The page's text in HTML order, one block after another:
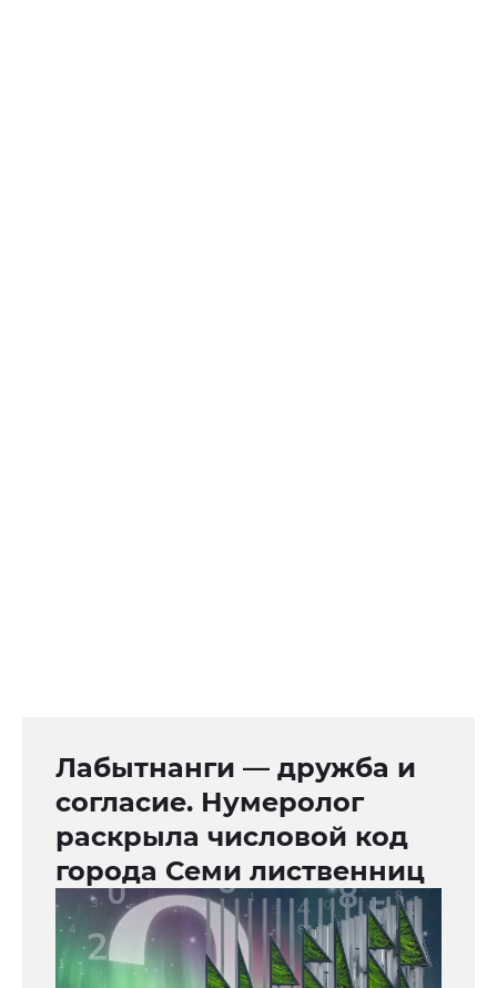
Лабытнанги — дружба и
согласие. Нумеролог
раскрыла числовой код
города Семи лиственниц